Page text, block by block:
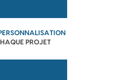
PROJET